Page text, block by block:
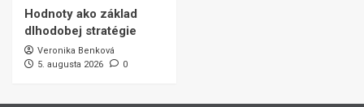
Hodnoty ako základ
dlhodobej stratégie
Veronika Benková
5. augusta 2026
0